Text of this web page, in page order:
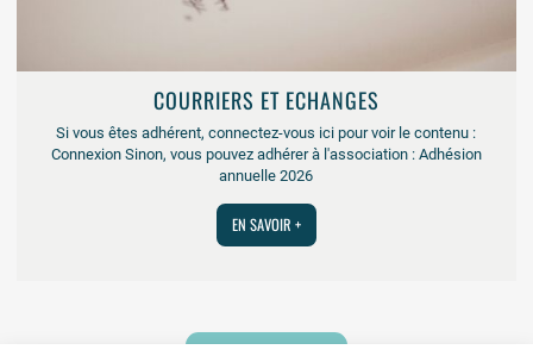
COURRIERS ET ECHANGES
Si vous êtes adhérent, connectez-vous ici pour voir le contenu :
Connexion Sinon, vous pouvez adhérer à l'association : Adhésion
annuelle 2026
EN SAVOIR +